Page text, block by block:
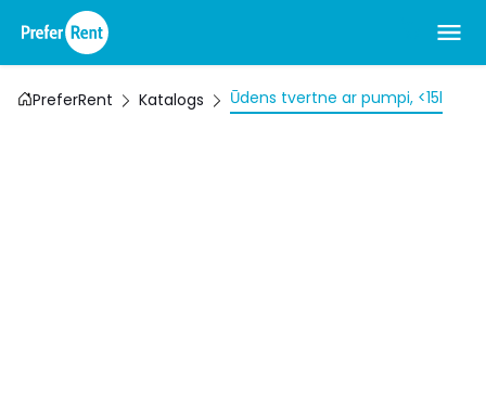
PreferRent Katalogs Ūdens tvertne ar pumpi, <15l